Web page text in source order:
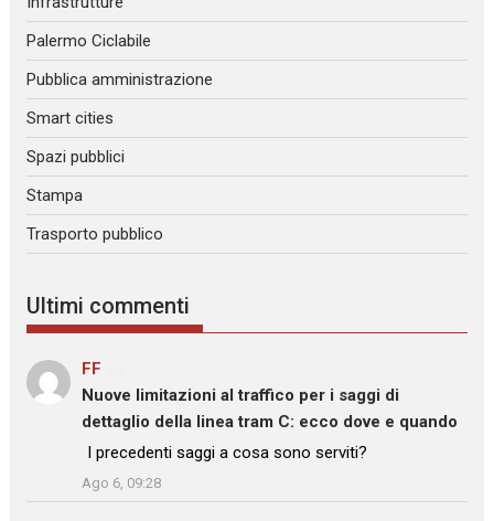
Palermo Ciclabile
Pubblica amministrazione
Smart cities
Spazi pubblici
Stampa
Trasporto pubblico
Ultimi commenti
FF
Nuove limitazioni al traffico per i saggi di
dettaglio della linea tram C: ecco dove e quando
: “I precedenti saggi a cosa sono serviti?
Ago 6, 09:28